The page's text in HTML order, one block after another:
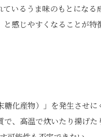
いるうま味のもとになる
感じやすくなることが特
化産物）」を発生させに
、高温で炊いたり揚げた